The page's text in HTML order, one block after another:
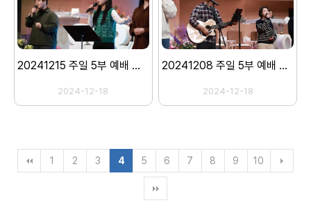
20241215 주일 5부 예배 스캐치
2024-12-18
20241208 주일 5부 예배 스캐치
2024-12-18
1 2 3 4 5 6 7 8 9 10